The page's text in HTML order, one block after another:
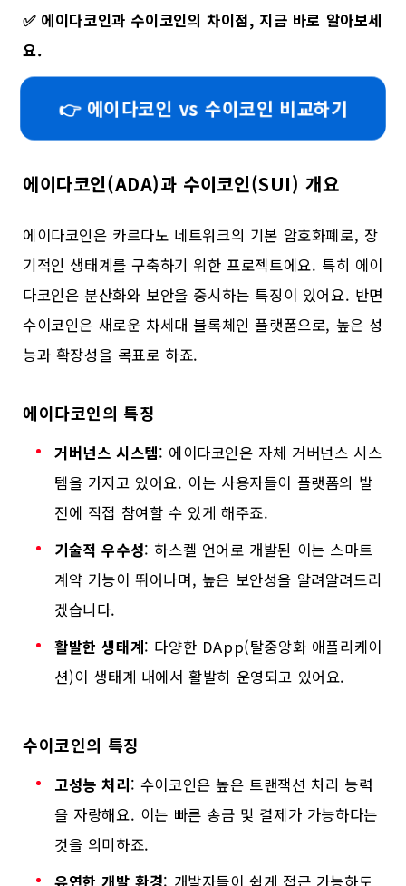
✅ 에이다코인과 수이코인의 차이점, 지금 바로 알아보세
요.
👉 에이다코인 vs 수이코인 비교하기
에이다코인(ADA)과 수이코인(SUI) 개요
에이다코인은 카르다노 네트워크의 기본 암호화폐로, 장
기적인 생태계를 구축하기 위한 프로젝트에요. 특히 에이
다코인은 분산화와 보안을 중시하는 특징이 있어요. 반면
수이코인은 새로운 차세대 블록체인 플랫폼으로, 높은 성
능과 확장성을 목표로 하죠.
에이다코인의 특징
거버넌스 시스템: 에이다코인은 자체 거버넌스 시스
템을 가지고 있어요. 이는 사용자들이 플랫폼의 발
전에 직접 참여할 수 있게 해주죠.
기술적 우수성: 하스켈 언어로 개발된 이는 스마트
계약 기능이 뛰어나며, 높은 보안성을 알려알려드리
겠습니다.
활발한 생태계: 다양한 DApp(탈중앙화 애플리케이
션)이 생태계 내에서 활발히 운영되고 있어요.
수이코인의 특징
고성능 처리: 수이코인은 높은 트랜잭션 처리 능력
을 자랑해요. 이는 빠른 송금 및 결제가 가능하다는
것을 의미하죠.
유연한 개발 환경: 개발자들이 쉽게 접근 가능하도